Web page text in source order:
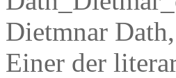
Dietmnar
Einer der